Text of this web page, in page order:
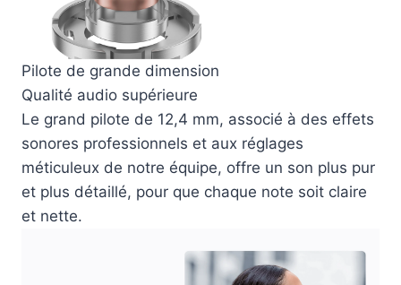
Pilote de grande dimension
Qualité audio supérieure
Le grand pilote de 12,4 mm, associé à des effets
sonores professionnels et aux réglages
méticuleux de notre équipe, offre un son plus pur
et plus détaillé, pour que chaque note soit claire
et nette.